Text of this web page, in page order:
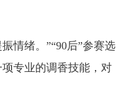
情绪。”“90后”参赛选
专业的调香技能，对